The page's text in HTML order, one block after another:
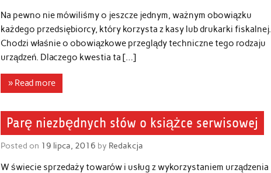
Na pewno nie mówiliśmy o jeszcze jednym, ważnym obowiązku
każdego przedsiębiorcy, który korzysta z kasy lub drukarki fiskalnej.
Chodzi właśnie o obowiązkowe przeglądy techniczne tego rodzaju
urządzeń. Dlaczego kwestia ta […]
» Read more
Parę niezbędnych słów o książce serwisowej
Posted on 19 lipca, 2016 by Redakcja
W świecie sprzedaży towarów i usług z wykorzystaniem urządzenia